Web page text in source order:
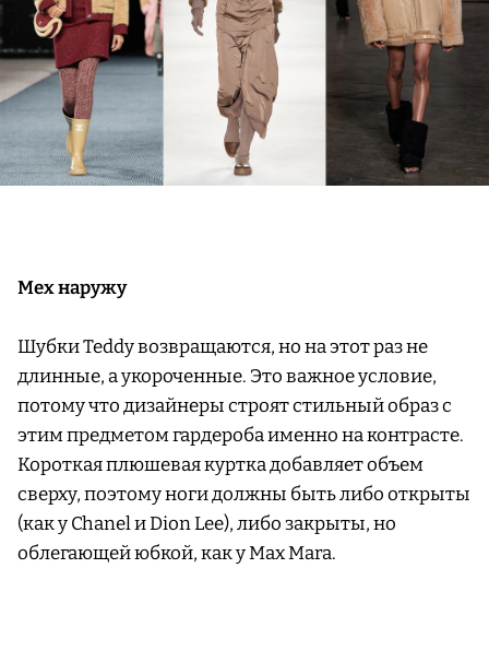
Мех наружу
Шубки Teddy возвращаются, но на этот раз не
длинные, а укороченные. Это важное условие,
потому что дизайнеры строят стильный образ с
этим предметом гардероба именно на контрасте.
Короткая плюшевая куртка добавляет объем
сверху, поэтому ноги должны быть либо открыты
(как у Chanel и Dion Lee), либо закрыты, но
облегающей юбкой, как у Max Mara.